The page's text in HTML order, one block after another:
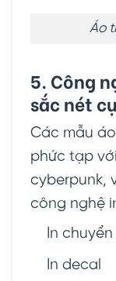
Áo
5. Công
sắc nét
Các mẫu
phức tạp
cyberpunk,
công nghệ
In
In decal